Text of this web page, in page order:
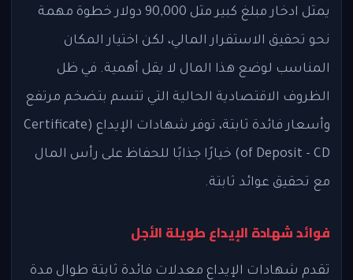
يمثل ادخار مبلغ كبير مثل 90,000 دولار خطوة مهمة
نحو تحقيق الاستقرار المالي، لكن اختيار المكان
المناسب لوضع هذا المال لا يقل أهمية. في ظل
الظروف الاقتصادية الحالية التي تتسم بتضخم مرتفع
وأسعار فائدة ثابتة، توفر شهادات الإيداع (Certificate
of Deposit - CD) خيارًا جذابًا للحفاظ على رأس المال
مع تحقيق عوائد ثابتة.
فوائد شهادة الإيداع طويلة الأجل
تقدم شهادات الإيداع معدلات فائدة ثابتة طوال مدة